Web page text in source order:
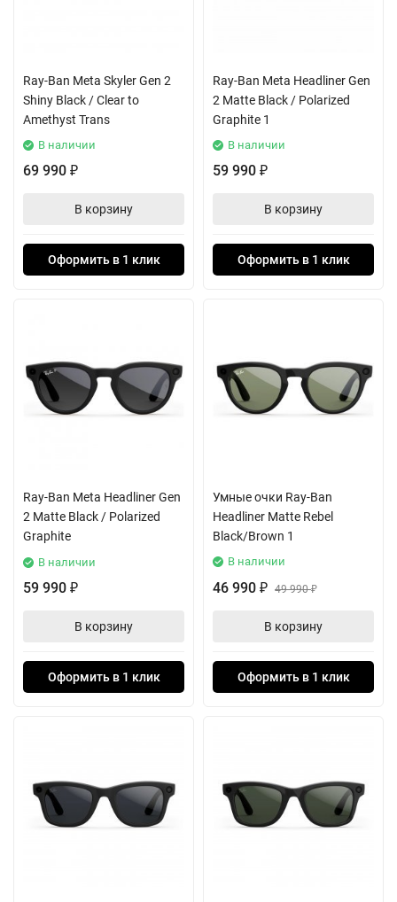
Ray-Ban Meta Skyler Gen 2
Shiny Black / Clear to
Amethyst Trans
В наличии
69 990 ₽
В корзину
Оформить в 1 клик
Ray-Ban Meta Headliner Gen
2 Matte Black / Polarized
Graphite 1
В наличии
59 990 ₽
В корзину
Оформить в 1 клик
Ray-Ban Meta Headliner Gen
2 Matte Black / Polarized
Graphite
В наличии
59 990 ₽
В корзину
Оформить в 1 клик
Умные очки Ray-Ban
Headliner Matte Rebel
Black/Brown 1
В наличии
46 990 ₽ 49 990₽
В корзину
Оформить в 1 клик